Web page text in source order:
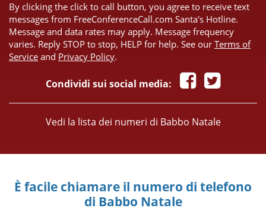
By clicking the click to call button, you agree to receive text
messages from FreeConferenceCall.com Santa's Hotline.
Message and data rates may apply. Message frequency
varies. Reply STOP to stop, HELP for help. See our Terms of
Service and Privacy Policy.
Condividi sui social media:
Vedi la lista dei numeri di Babbo Natale
È facile chiamare il numero di telefono
di Babbo Natale